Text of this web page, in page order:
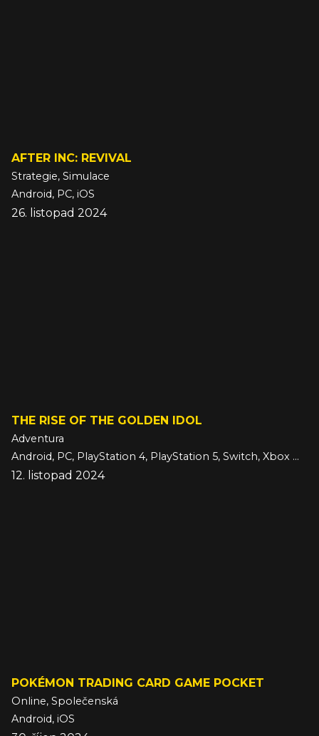
AFTER INC: REVIVAL
Strategie, Simulace
Android, PC, iOS
26. listopad 2024
THE RISE OF THE GOLDEN IDOL
Adventura
Android, PC, PlayStation 4, PlayStation 5, Switch, Xbox One, Xbox Series, iOS
12. listopad 2024
POKÉMON TRADING CARD GAME POCKET
Online, Společenská
Android, iOS